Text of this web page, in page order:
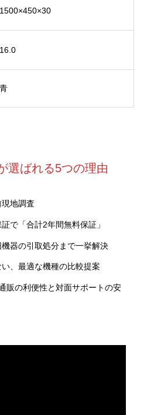
1500×450×30
16.0
青
選ばれる5つの理由
地調査
で「合計2年間無料保証」
器の引取処分まで一挙解決
、最適な機種の比較提案
販の利便性と対面サポートの安